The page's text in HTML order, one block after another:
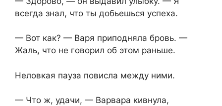
всегда знал, что ты добьешься успеха.
— Вот как? — Варя приподняла бровь. —
Жаль, что не говорил об этом раньше.
Неловкая пауза повисла между ними.
— Что ж, удачи, — Варвара кивнула,